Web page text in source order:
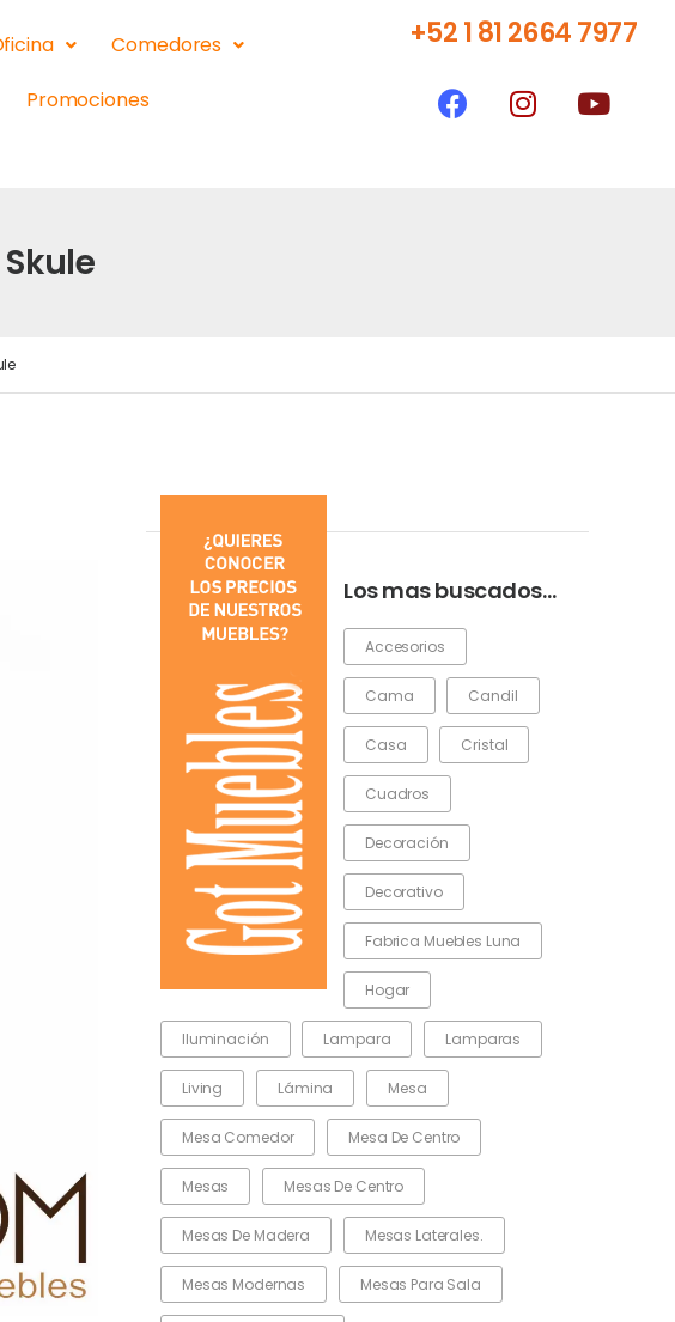
Comedores
Promociones
+52 1 81 2664 7977
Los mas buscados…
Accesorios
Cama Candil
Casa Cristal
Cuadros
Decoración
Decorativo
Fabrica Muebles Luna
Hogar
Iluminación Lampara Lamparas
Living Lámina Mesa
Mesa Comedor Mesa De Centro
Mesas Mesas De Centro
Mesas De Madera Mesas Laterales.
Mesas Modernas Mesas Para Sala